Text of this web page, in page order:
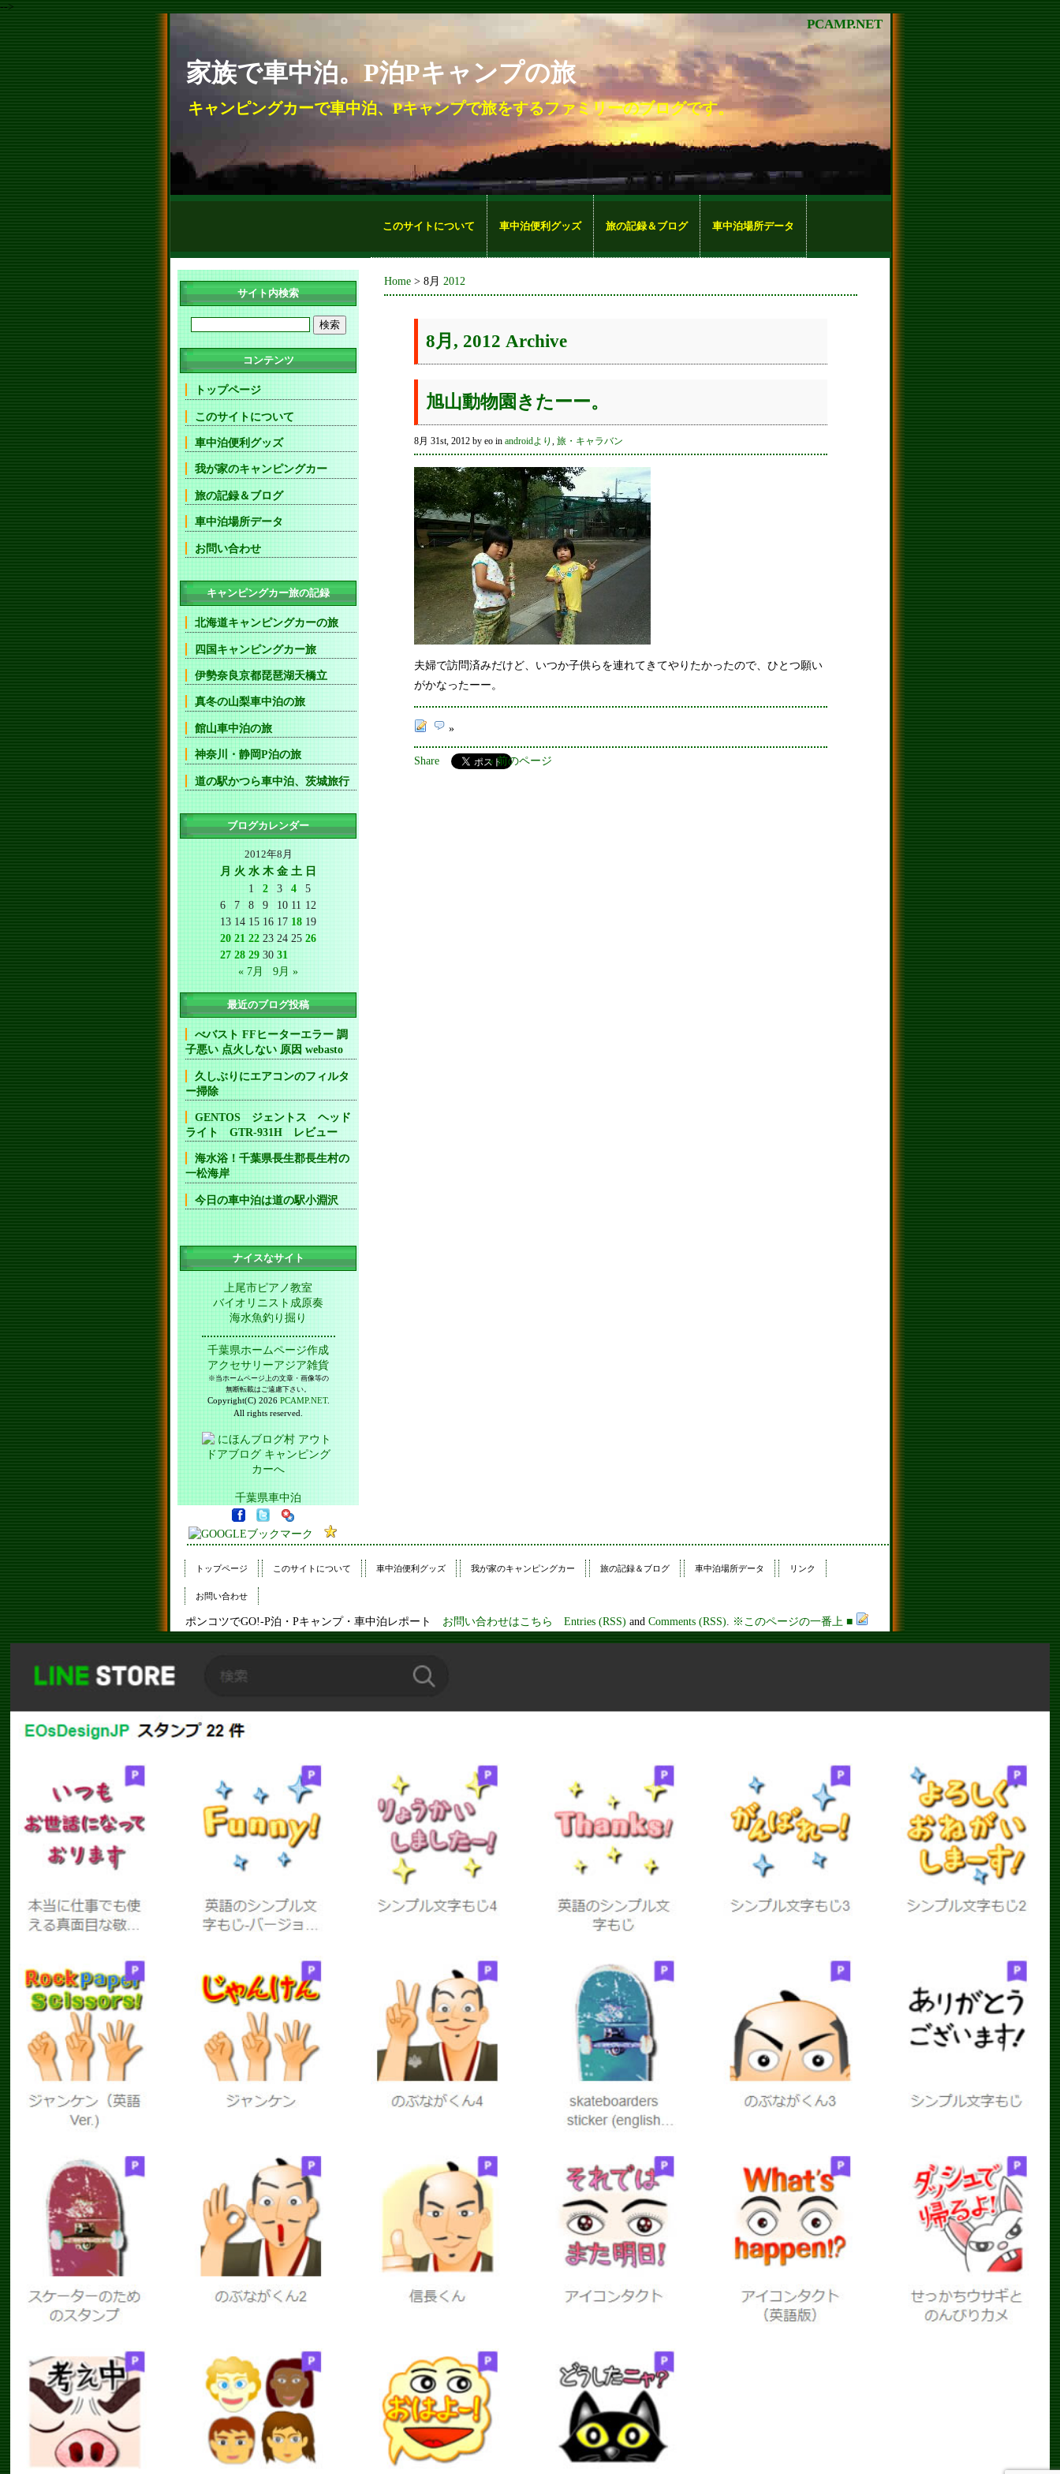
-->
家族で車中泊。P泊Pキャンプの旅
キャンピングカーで車中泊、Pキャンプで旅をするファミリーのブログです。
PCAMP.NET
このサイトについて 車中泊便利グッズ 旅の記録＆ブログ 車中泊場所データ
Home > 8月 2012
8月, 2012 Archive
旭山動物園きたーー。
8月 31st, 2012 by eo in androidより , 旅・キャラバン
夫婦で訪問済みだけど、いつか子供らを連れてきてやりたかったので、ひとつ願い
がかなったーー。
»
Share « 前のページ
サイト内検索
コンテンツ
トップページ
このサイトについて
車中泊便利グッズ
我が家のキャンピングカー
旅の記録＆ブログ
車中泊場所データ
お問い合わせ
キャンピングカー旅の記録
北海道キャンピングカーの旅
四国キャンピングカー旅
伊勢奈良京都琵琶湖天橋立
真冬の山梨車中泊の旅
館山車中泊の旅
神奈川・静岡P泊の旅
道の駅かつら車中泊、茨城旅行
ブログカレンダー
2012年8月
月 火 水 木 金 土 日
1
2 3 4
5
6
7 8 9 10 11 12
13 14 15 16 17 18 19
20 21 22 23 24 25 26
27 28 29 30 31
« 7月
9月 »
最近のブログ投稿
べバスト FFヒーターエラー 調
子悪い 点火しない 原因 webasto
久しぶりにエアコンのフィルタ
ー掃除
GENTOS ジェントス ヘッド
ライト GTR-931H レビュー
海水浴！千葉県長生郡長生村の
一松海岸
今日の車中泊は道の駅小淵沢
ナイスなサイト
上尾市ピアノ教室
バイオリニスト成原奏
海水魚釣り掘り
千葉県ホームページ作成
アクセサリーアジア雑貨
※当ホームページ上の文章・画像等の
無断転載はご遠慮下さい。
Copyright(C) 2026 PCAMP.NET.
All rights reserved.
千葉県車中泊
トップページ このサイトについて 車中泊便利グッズ 我が家のキャンピングカー 旅の記録＆ブログ 車中泊場所データ リンク
お問い合わせ
ポンコツでGO!-P泊・Pキャンプ・車中泊レポート お問い合わせはこちら Entries (RSS) and Comments (RSS) ※このページの一番上 ■